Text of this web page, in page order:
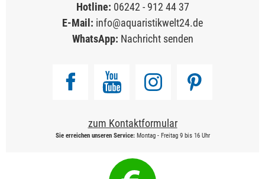
Hotline: 06242 - 912 44 37
E-Mail: info@aquaristikwelt24.de
WhatsApp: Nachricht senden
zum Kontaktformular
Sie erreichen unseren Service:Montag - Freitag 9 bis 16 Uhr